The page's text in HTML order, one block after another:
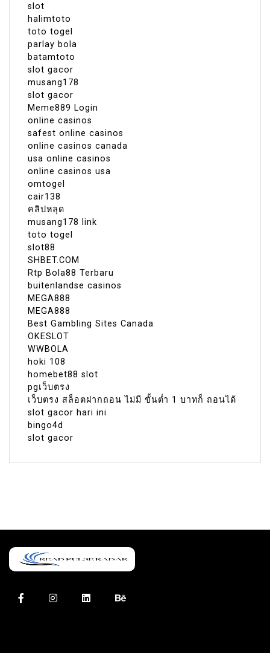
slot
halimtoto
toto togel
parlay bola
batamtoto
slot gacor
musang178
slot gacor
Meme889 Login
online casinos
safest online casinos
online casinos canada
usa online casinos
online casinos usa
omtogel
cair138
คลิปหลุด
musang178 link
toto togel
slot88
SHBET.COM
Rtp Bola88 Terbaru
buitenlandse casinos
MEGA888
MEGA888
Best Gambling Sites Canada
OKESLOT
WWBOLA
hoki 108
homebet88 slot
pgเว็บตรง
เว็บตรง สล็อตฝากถอน ไม่มี ขั้นต่ำ 1 บาทก็ ถอนได้
slot gacor hari ini
bingo4d
slot gacor